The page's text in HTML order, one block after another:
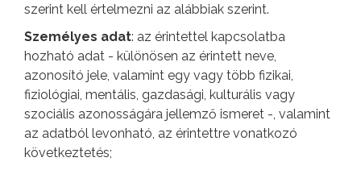
szerint kell értelmezni az alábbiak szerint.
Személyes adat: az érintettel kapcsolatba
hozható adat - különösen az érintett neve,
azonosító jele, valamint egy vagy több fizikai,
fiziológiai, mentális, gazdasági, kulturális vagy
szociális azonosságára jellemző ismeret -, valamint
az adatból levonható, az érintettre vonatkozó
következtetés;